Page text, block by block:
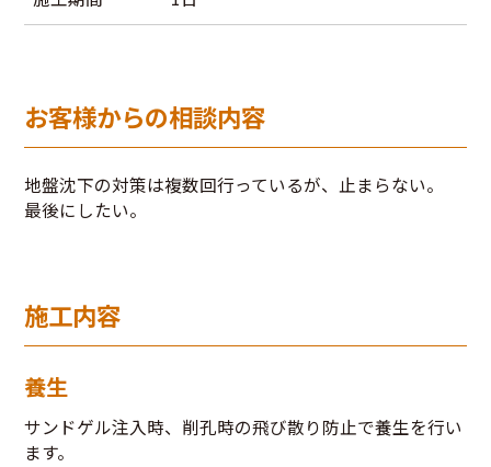
お客様からの相談内容
地盤沈下の対策は複数回行っているが、止まらない。
最後にしたい。
施工内容
養生
サンドゲル注入時、削孔時の飛び散り防止で養生を行い
ます。